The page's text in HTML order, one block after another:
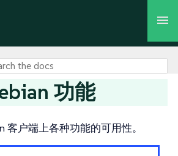
功能
客户端上各种功能的可用性。